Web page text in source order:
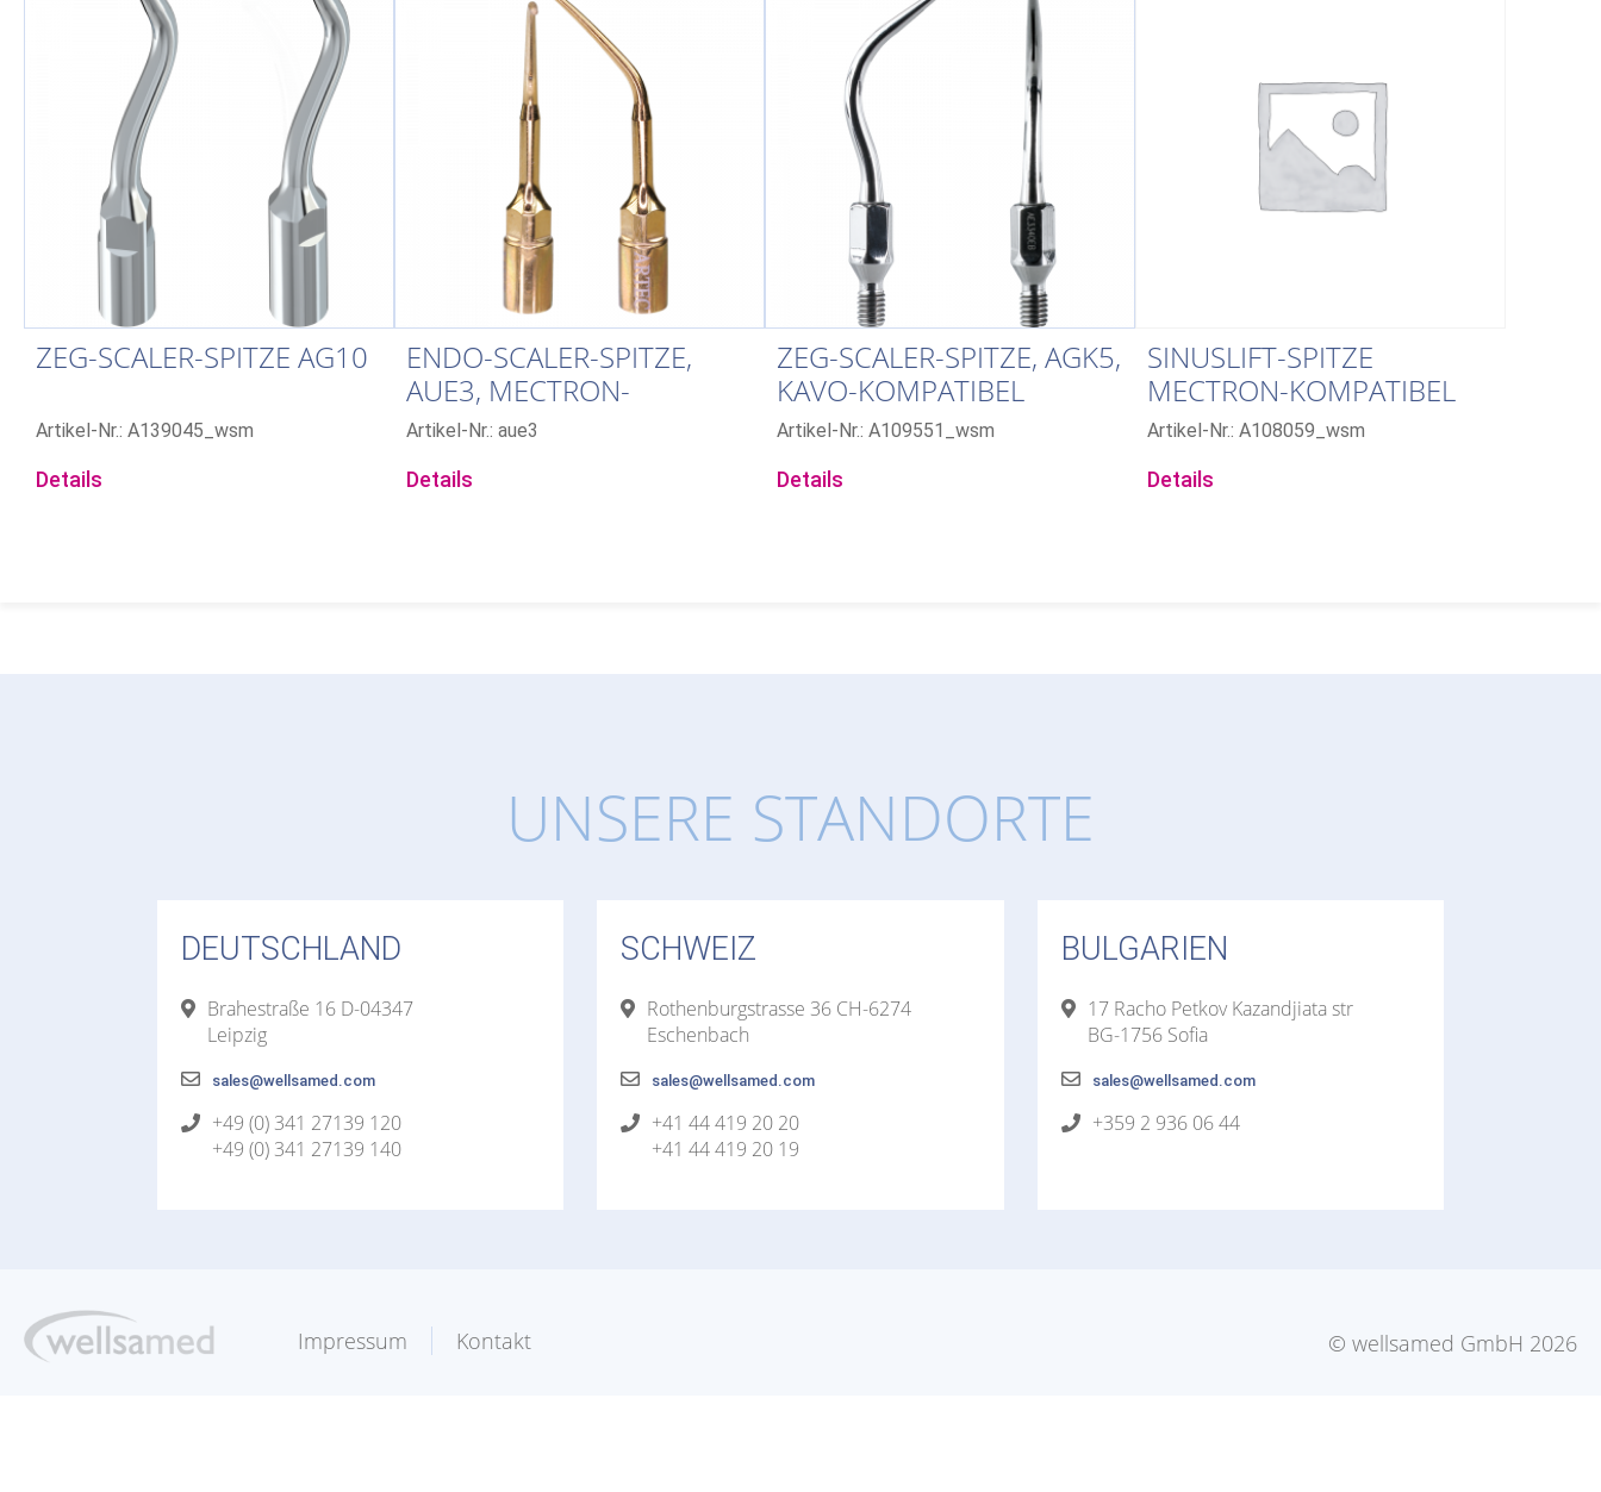
ZEG-SCALER-SPITZE AG10
Artikel-Nr.: A139045_wsm
Details
ENDO-SCALER-SPITZE,
AUE3, MECTRON-
KOMPATIBEL
Artikel-Nr.: aue3
Details
ZEG-SCALER-SPITZE, AGK5,
KAVO-KOMPATIBEL
Artikel-Nr.: A109551_wsm
Details
SINUSLIFT-SPITZE
MECTRON-KOMPATIBEL
Artikel-Nr.: A108059_wsm
Details
UNSERE STANDORTE
DEUTSCHLAND
Brahestraße 16 D-04347
Leipzig
sales@wellsamed.com
+49 (0) 341 27139 120
+49 (0) 341 27139 140
SCHWEIZ
Rothenburgstrasse 36 CH-6274
Eschenbach
sales@wellsamed.com
+41 44 419 20 20
+41 44 419 20 19
BULGARIEN
17 Racho Petkov Kazandjiata str
BG-1756 Sofia
sales@wellsamed.com
+359 2 936 06 44
Impressum Kontakt © wellsamed GmbH 2026